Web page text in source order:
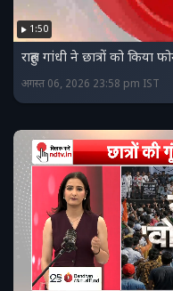
1:50
राहुल गांधी ने छात्रों को किया
अगस्त 06, 2026 23:58 pm IST